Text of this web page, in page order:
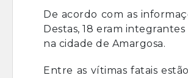
De acordo com as
Destas, 18 eram
na cidade de Amargosa.
Entre as vítimas fatais